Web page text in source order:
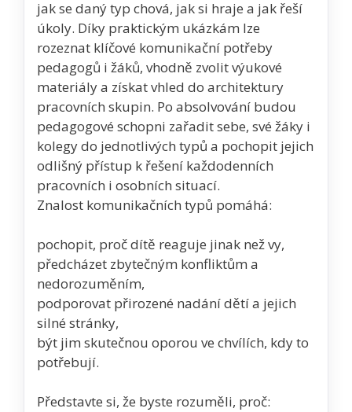
jak se daný typ chová, jak si hraje a jak řeší
úkoly. Díky praktickým ukázkám lze
rozeznat klíčové komunikační potřeby
pedagogů i žáků, vhodně zvolit výukové
materiály a získat vhled do architektury
pracovních skupin. Po absolvování budou
pedagogové schopni zařadit sebe, své žáky i
kolegy do jednotlivých typů a pochopit jejich
odlišný přístup k řešení každodenních
pracovních i osobních situací.
Znalost komunikačních typů pomáhá:
pochopit, proč dítě reaguje jinak než vy,
předcházet zbytečným konfliktům a
nedorozuměním,
podporovat přirozené nadání dětí a jejich
silné stránky,
být jim skutečnou oporou ve chvílích, kdy to
potřebují.
Představte si, že byste rozuměli, proč: